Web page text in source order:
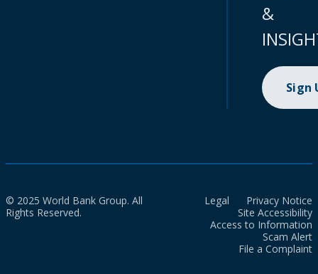
&
Sign
© 2025 World Bank Group. All
Rights Reserved.
Legal
Privacy Notice
Site Accessibility
Access to Information
Scam Alert
File a Complaint